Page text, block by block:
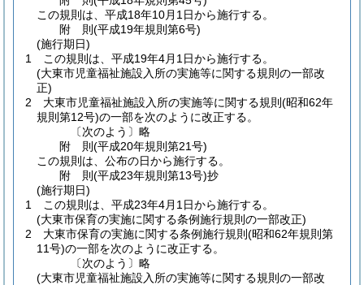
この規則は、平成18年10月1日から施行する。
附 則(平成19年規則第6号)
(施行期日)
1
この規則は、平成19年4月1日から施行する。
(大東市児童福祉施設入所の実施等に関する規則の一部改
正)
2
大東市児童福祉施設入所の実施等に関する規則 (昭和62年
規則第12号)の一部を次のように改正する。
〔次のよう〕略
附 則(平成20年規則第21号)
この規則は、公布の日から施行する。
附 則(平成23年規則第13号)抄
(施行期日)
1
この規則は、平成23年4月1日から施行する。
(大東市保育の実施に関する条例施行規則の一部改正)
2
大東市保育の実施に関する条例施行規則 (昭和62年規則第
11号)の一部を次のように改正する。
〔次のよう〕略
(大東市児童福祉施設入所の実施等に関する規則の一部改